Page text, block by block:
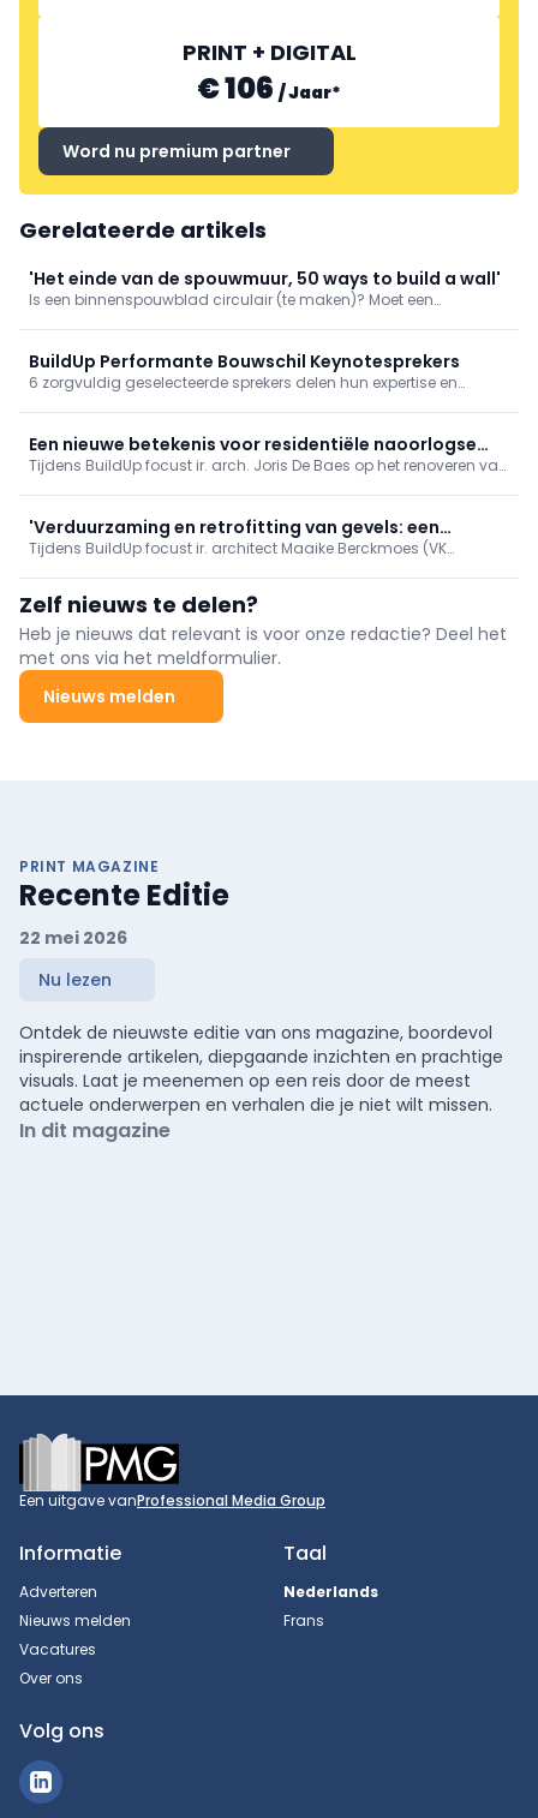
PRINT + DIGITAL
€ 106 /Jaar*
Word nu premium partner
Gerelateerde artikels
'Het einde van de spouwmuur, 50 ways to build a wall'
Is een binnenspouwblad circulair (te maken)? Moet een
architecten) zich op de voortdurende zoektocht naar duurzamere
bouwmethoden en wandstructuren.
BuildUp Performante Bouwschil Keynotesprekers
6 zorgvuldig geselecteerde sprekers delen hun expertise en
detaillering en circulariteit zijn slechts enkele van de topics die
hierbij aan bod komen.
Een nieuwe betekenis voor residentiële naoorlogse
gebouwen
Tijdens BuildUp focust ir. arch. Joris De Baes op het renoveren van
innovatieve renovatie de structurele levensduur kan verlengen.
'Verduurzaming en retrofitting van gevels: een
integrale benadering'
Tijdens BuildUp focust ir. architect Maaike Berckmoes (VK
met alle geveltechnische eisen om tot de juiste
verbeterstrategieën en remediëring te komen.
Zelf nieuws te delen?
Heb je nieuws dat relevant is voor onze redactie? Deel het
met ons via het meldformulier.
Nieuws melden
PRINT MAGAZINE
Recente Editie
22 mei 2026
Nu lezen
Ontdek de nieuwste editie van ons magazine, boordevol
inspirerende artikelen, diepgaande inzichten en prachtige
visuals. Laat je meenemen op een reis door de meest
actuele onderwerpen en verhalen die je niet wilt missen.
In dit magazine
Footer
Een uitgave vanProfessional Media Group
Informatie
Adverteren
Nieuws melden
Vacatures
Over ons
Taal
Nederlands
Frans
Volg ons